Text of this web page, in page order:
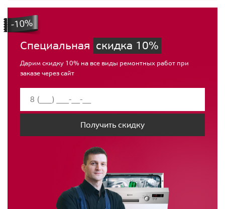
Специальная скидка 10%
Дарим скидку 10% на все виды ремонтных работ при
заказе через сайт
Получить скидку